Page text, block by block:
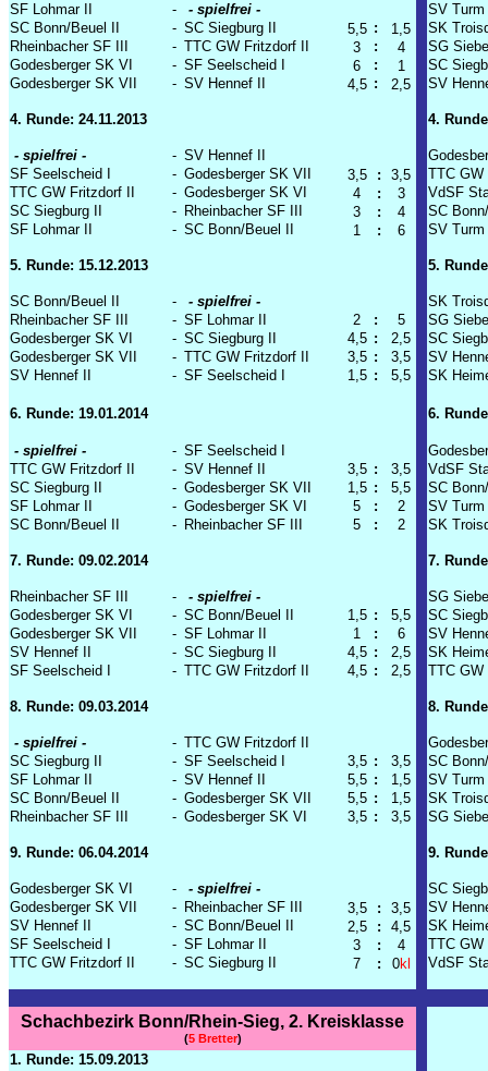
SF Lohmar II - - spielfrei -
SV
SC Bonn/Beuel II
- SC Siegburg II 5,5 : 1,5
SK
Rheinbacher SF III
- TTC GW Fritzdorf II 3 : 4
SG
Godesberger SK VI
- SF Seelscheid I 6 : 1
SC
Godesberger SK VII
- SV Hennef II 4,5 : 2,5 SV
4. Runde: 24.11.2013 4.
- spielfrei - - SV Hennef II
SF Seelscheid I
- Godesberger SK VII 3,5 : 3,5
TTC
TTC GW Fritzdorf II
- Godesberger SK VI 4 : 3
VdSF
SC Siegburg II
- Rheinbacher SF III 3 : 4
SC
SF Lohmar II
- SC Bonn/Beuel II 1 : 6 SV
5. Runde: 15.12.2013 5.
SC Bonn/Beuel II - - spielfrei -
SK
Rheinbacher SF III
- SF Lohmar II 2 : 5
SG
Godesberger SK VI
- SC Siegburg II 4,5 : 2,5
SC
Godesberger SK VII
- TTC GW Fritzdorf II 3,5 : 3,5
SV
SV Hennef II
- SF Seelscheid I 1,5 : 5,5 SK
6. Runde: 19.01.2014 6.
- spielfrei - - SF Seelscheid I
TTC GW Fritzdorf II
- SV Hennef II 3,5 : 3,5
VdSF
SC Siegburg II
- Godesberger SK VII 1,5 : 5,5
SC
SF Lohmar II
- Godesberger SK VI 5 : 2
SV
SC Bonn/Beuel II
- Rheinbacher SF III 5 : 2 SK
7. Runde: 09.02.2014 7.
Rheinbacher SF III - - spielfrei -
SG
Godesberger SK VI
- SC Bonn/Beuel II 1,5 : 5,5
SC
Godesberger SK VII
- SF Lohmar II 1 : 6
SV
SV Hennef II
- SC Siegburg II 4,5 : 2,5
SK
SF Seelscheid I
- TTC GW Fritzdorf II 4,5 : 2,5 TTC
8. Runde: 09.03.2014 8.
- spielfrei - - TTC GW Fritzdorf II
SC Siegburg II
- SF Seelscheid I 3,5 : 3,5
SC
SF Lohmar II
- SV Hennef II 5,5 : 1,5
SV
SC Bonn/Beuel II
- Godesberger SK VII 5,5 : 1,5
SK
Rheinbacher SF III
- Godesberger SK VI 3,5 : 3,5 SG
9. Runde: 06.04.2014 9.
Godesberger SK VI - - spielfrei -
SC
Godesberger SK VII
- Rheinbacher SF III 3,5 : 3,5
SV
SV Hennef II
- SC Bonn/Beuel II 2,5 : 4,5
SK
SF Seelscheid I
- SF Lohmar II 3 : 4
TTC
TTC GW Fritzdorf II
- SC Siegburg II 7 : 0kl VdSF
Schachbezirk Bonn/Rhein-Sieg, 2. Kreisklasse
(5 Bretter)
1. Runde: 15.09.2013